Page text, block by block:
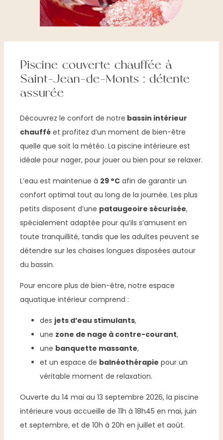
Piscine couverte chauffée à
Saint-Jean-de-Monts : détente
assurée
Découvrez le confort de notre bassin intérieur
chauffé et profitez d’un moment de bien-être
quelle que soit la météo. La piscine intérieure est
idéale pour nager, pour jouer ou bien pour se relaxer.
L’eau est maintenue à 29 °C afin de garantir un
confort optimal tout au long de la journée. Les plus
petits disposent d’une pataugeoire sécurisée,
spécialement adaptée pour qu’ils s’amusent en
toute tranquillité, tandis que les adultes peuvent se
détendre sur les chaises longues disposées autour
du bassin.
Pour encore plus de bien-être, notre espace
aquatique intérieur comprend :
des jets d’eau stimulants,
une zone de nage à contre-courant,
une banquette massante,
et un espace de balnéothérapie pour un
véritable moment de relaxation.
Ouverte du 14 mai au 13 septembre 2026, la piscine
intérieure vous accueille de 11h à 18h45 en mai, juin
et septembre, et de 10h à 20h en juillet et août.